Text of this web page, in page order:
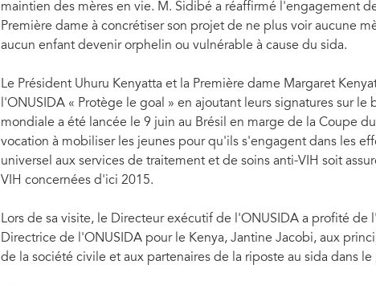
maintien des mères en vie. M. Sidibé a réaffirmé l'engagement
Première dame à concrétiser son projet de ne plus voir aucune
aucun enfant devenir orphelin ou vulnérable à cause du sida.
Le Président Uhuru Kenyatta et la Première dame Margaret
l'ONUSIDA « Protège le goal » en ajoutant leurs signatures sur
mondiale a été lancée le 9 juin au Brésil en marge de la Coupe
vocation à mobiliser les jeunes pour qu'ils s'engagent dans les
universel aux services de traitement et de soins anti-VIH soit
VIH concernées d'ici 2015.
Lors de sa visite, le Directeur exécutif de l'ONUSIDA a profité de
Directrice de l'ONUSIDA pour le Kenya, Jantine Jacobi, aux
de la société civile et aux partenaires de la riposte au sida dans le